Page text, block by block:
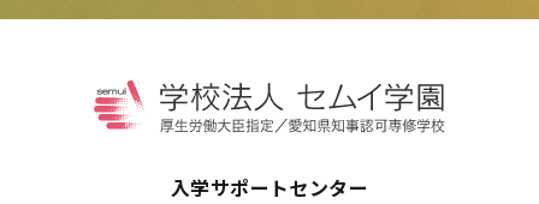
入学サポートセンター